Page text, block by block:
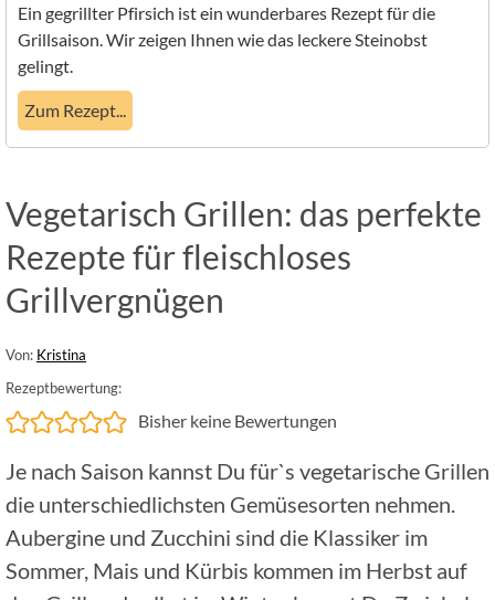
Ein gegrillter Pfirsich ist ein wunderbares Rezept für die
Grillsaison. Wir zeigen Ihnen wie das leckere Steinobst
gelingt.
Zum Rezept...
Vegetarisch Grillen: das perfekte
Rezepte für fleischloses
Grillvergnügen
Von: Kristina
Rezeptbewertung:
Bisher keine Bewertungen
Je nach Saison kannst Du für`s vegetarische Grillen
die unterschiedlichsten Gemüsesorten nehmen.
Aubergine und Zucchini sind die Klassiker im
Sommer, Mais und Kürbis kommen im Herbst auf